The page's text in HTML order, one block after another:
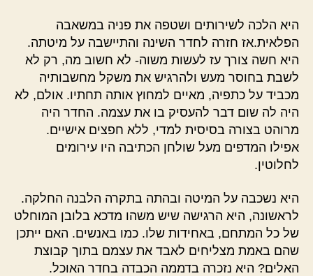
היא הלכה לשירותים ושטפה את פניה במשאבה
הפלאית.אז חזרה לחדר השינה והתיישבה על מיטתה.
היא חשה צורך עז לעשות משוה- לא חשוב מה, רק לא
לשבת בחוסר מעש ולהרגיש את משקל מחשבותיה
מכביד על כתפיה, מאיים למחוץ אותה תחתיו. אולם, לא
היה לה שום דבר להעסיק בו את עצמה. החדר היה
מרוהט בצורה בסיסית למדי, ללא חפצים אישיים.
אפילו המדפים מעל שולחן הכתיבה היו עירומים
לחלוטין.
היא נשכבה על המיטה ובהתה בתקרה הלבנה החלקה.
לראשונה, היא הרגישה שיש משהו מדכא בלובן המוחלט
של כל המתחם, באחידות שלו. כמו באנשים. האם ייתכן
שהם באמת מצליחים לאבד את עצמם בתוך קבוצת
האלים? היא נזכרה בדממה הכבדה בחדר האוכל.